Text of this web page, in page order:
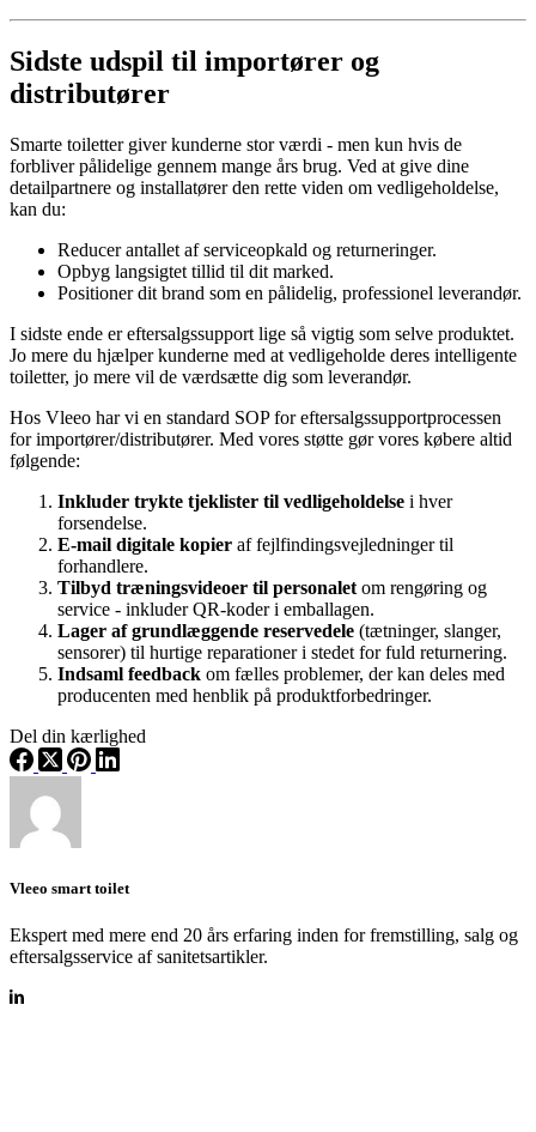
Sidste udspil til importører og
distributører
Smarte toiletter giver kunderne stor værdi - men kun hvis de
forbliver pålidelige gennem mange års brug. Ved at give dine
detailpartnere og installatører den rette viden om vedligeholdelse,
kan du:
Reducer antallet af serviceopkald og returneringer.
Opbyg langsigtet tillid til dit marked.
Positioner dit brand som en pålidelig, professionel leverandør.
I sidste ende er eftersalgssupport lige så vigtig som selve produktet.
Jo mere du hjælper kunderne med at vedligeholde deres intelligente
toiletter, jo mere vil de værdsætte dig som leverandør.
Hos Vleeo har vi en standard SOP for eftersalgssupportprocessen
for importører/distributører. Med vores støtte gør vores købere altid
følgende:
Inkluder trykte tjeklister til vedligeholdelse i hver
forsendelse.
E-mail digitale kopier af fejlfindingsvejledninger til
forhandlere.
Tilbyd træningsvideoer til personalet om rengøring og
service - inkluder QR-koder i emballagen.
Lager af grundlæggende reservedele (tætninger, slanger,
sensorer) til hurtige reparationer i stedet for fuld returnering.
Indsaml feedback om fælles problemer, der kan deles med
producenten med henblik på produktforbedringer.
Del din kærlighed
Vleeo smart toilet
Ekspert med mere end 20 års erfaring inden for fremstilling, salg og
eftersalgsservice af sanitetsartikler.